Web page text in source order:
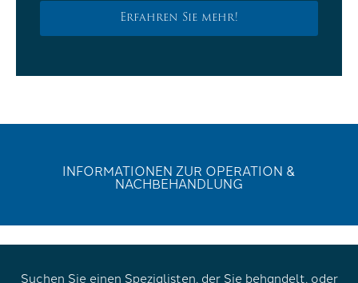
Erfahren Sie mehr!
INFORMATIONEN ZUR OPERATION &
NACHBEHANDLUNG
Suchen Sie einen Spezialisten, der Sie behandelt, oder